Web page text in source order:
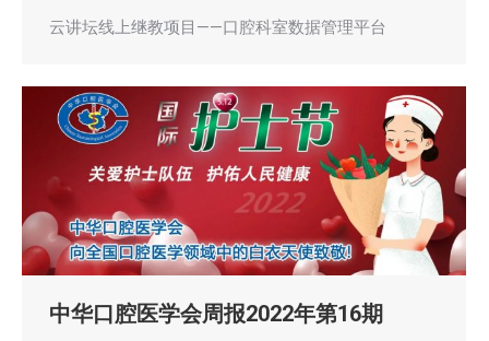
云讲坛线上继教项目——口腔科室数据管理平台
中华口腔医学会周报2022年第16期